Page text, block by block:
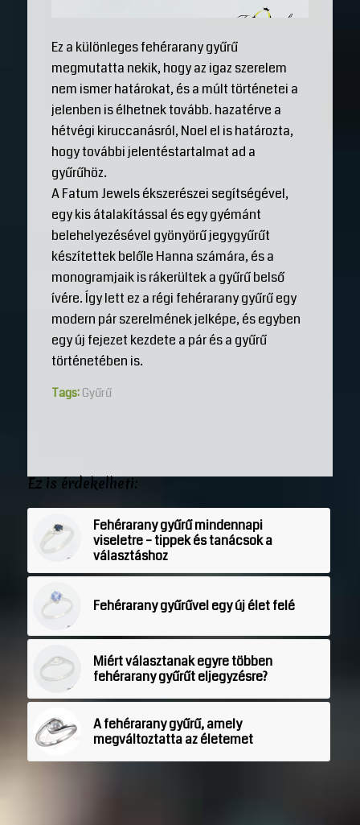
Ez a különleges fehérarany gyűrű
megmutatta nekik, hogy az igaz szerelem
nem ismer határokat, és a múlt történetei a
jelenben is élhetnek tovább. hazatérve a
hétvégi kiruccanásról, Noel el is határozta,
hogy további jelentéstartalmat ad a
gyűrűhöz.
A Fatum Jewels ékszerészei segítségével,
egy kis átalakítással és egy gyémánt
belehelyezésével gyönyörű jegygyűrűt
készítettek belőle Hanna számára, és a
monogramjaik is rákerültek a gyűrű belső
ívére. Így lett ez a régi fehérarany gyűrű egy
modern pár szerelmének jelképe, és egyben
egy új fejezet kezdete a pár és a gyűrű
történetében is.
Tags: Gyűrű
Ez is érdekelheti:
Fehérarany gyűrű mindennapi
viseletre – tippek és tanácsok a
választáshoz
Fehérarany gyűrűvel egy új élet felé
Miért választanak egyre többen
fehérarany gyűrűt eljegyzésre?
A fehérarany gyűrű, amely
megváltoztatta az életemet